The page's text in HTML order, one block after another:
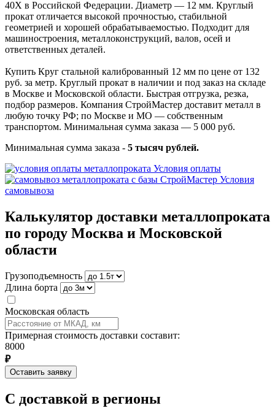
40Х в Российской Федерации. Диаметр — 12 мм. Круглый
прокат отличается высокой прочностью, стабильной
геометрией и хорошей обрабатываемостью. Подходит для
машиностроения, металлоконструкций, валов, осей и
ответственных деталей.
Купить Круг стальной калиброванный 12 мм по цене от 132
руб. за метр. Круглый прокат в наличии и под заказ на складе
в Москве и Московской области. Быстрая отгрузка, резка,
подбор размеров. Компания СтройМастер доставит металл в
любую точку РФ; по Москве и МО — собственным
транспортом. Минимальная сумма заказа — 5 000 руб.
Минимальная сумма заказа - 5 тысяч рублей.
Условия оплаты
Условия
самовывоза
Калькулятор доставки металлопроката
по городу Москва и Московской
области
Грузоподъемность
Длина борта
Московская область
Примерная стоимость доставки составит:
8000
₽
Оставить заявку
С доставкой в регионы